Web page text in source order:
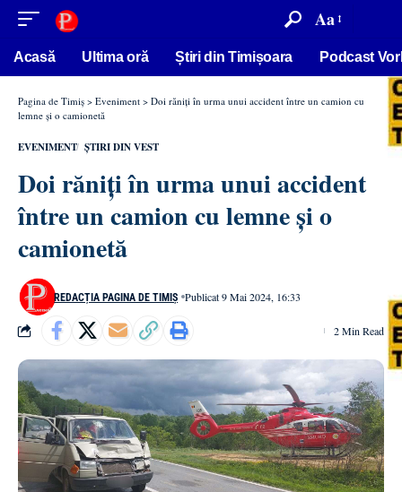
conținut Aa
Acasă Ultima oră Știri din Timișoara Podcast
Pagina de Timiș > Eveniment > Doi răniți în urma unui accident între un camion cu
lemne și o camionetă
EVENIMENT ȘTIRI DIN VEST
Doi răniți în urma unui accident
între un camion cu lemne și o
camionetă
REDACȚIA PAGINA DE TIMIȘ Publicat 9 Mai 2024, 16:33
2 Min Read